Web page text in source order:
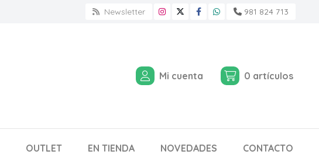
Newsletter 981 824 713
Mi cuenta 0 artículos
OUTLET EN TIENDA NOVEDADES CONTACTO